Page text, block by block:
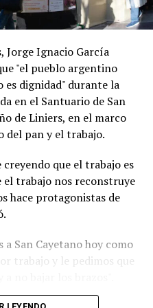
Jorge Ignacio García
"el pueblo argentino
es dignidad" durante la
en el Santuario de San
de Liniers, en el marco
del pan y el trabajo.
que el trabajo es
el trabajo nos reconstruye
hace protagonistas de
a San Cayetano hoy como
trabajo y le pedimos que